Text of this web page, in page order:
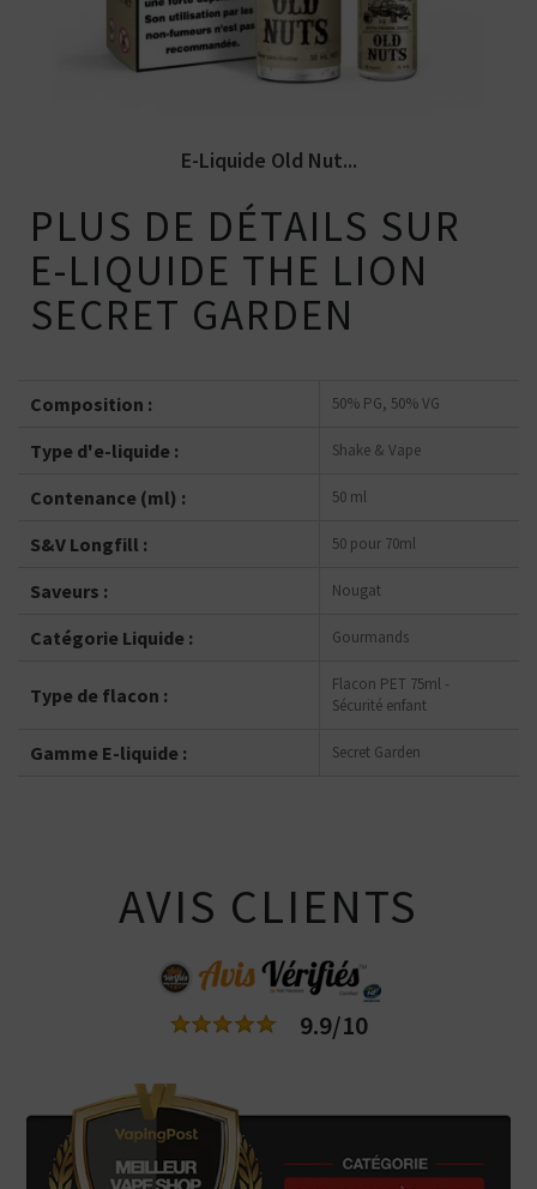
E-Liquide Old Nut...
PLUS DE DÉTAILS SUR
E-LIQUIDE THE LION
SECRET GARDEN
Composition : 50% PG, 50% VG
Type d'e-liquide : Shake & Vape
Contenance (ml) : 50 ml
S&V Longfill : 50 pour 70ml
Saveurs : Nougat
Catégorie Liquide : Gourmands
Type de flacon :
Flacon PET 75ml -
Sécurité enfant
Gamme E-liquide : Secret Garden
AVIS CLIENTS
9.9/10